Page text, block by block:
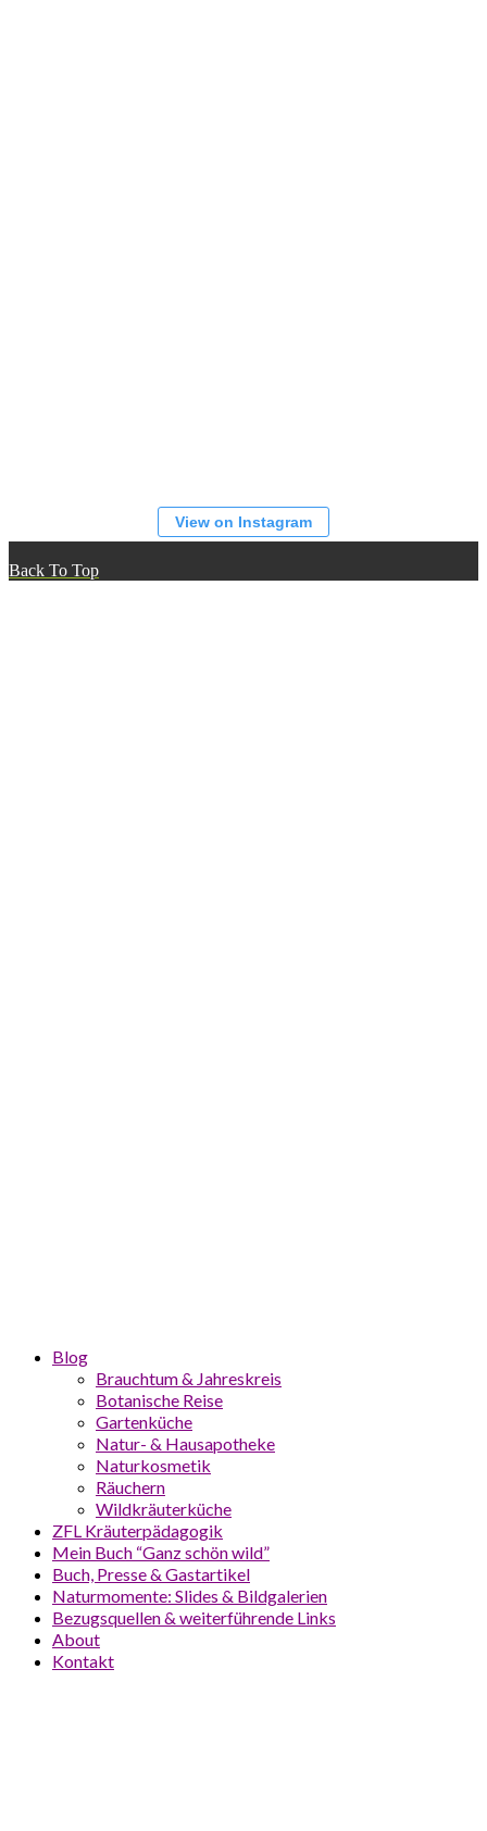
View on Instagram
Back To Top
Blog
Brauchtum & Jahreskreis
Botanische Reise
Gartenküche
Natur- & Hausapotheke
Naturkosmetik
Räuchern
Wildkräuterküche
ZFL Kräuterpädagogik
Mein Buch “Ganz schön wild”
Buch, Presse & Gastartikel
Naturmomente: Slides & Bildgalerien
Bezugsquellen & weiterführende Links
About
Kontakt